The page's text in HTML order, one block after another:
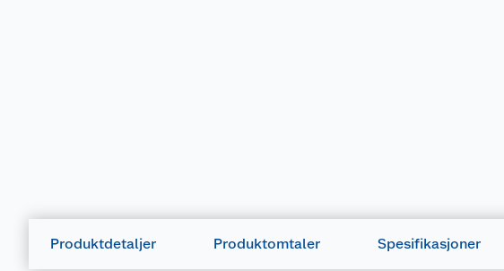
Produktdetaljer Produktomtaler Spesifikasjoner